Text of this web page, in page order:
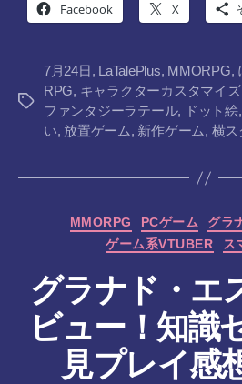
Facebook X
タ
7月24日, LaTalePlus, MMORPG,
RPG, キャラクターカスタマイズ
ファンタジーラテール, ドット絵,
い, 放置ゲーム, 新作ゲーム, 横ス
カ
テ
リ
ー
MMORPG PCゲーム
グラ
ゲーム系VTUBER
ス
グラナド・エ
ビュー！知識
見プレイ感